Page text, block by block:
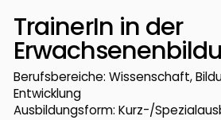
TrainerIn in der
Berufsbereiche: Wissenschaft,
Entwicklung
Ausbildungsform: Kurz-/